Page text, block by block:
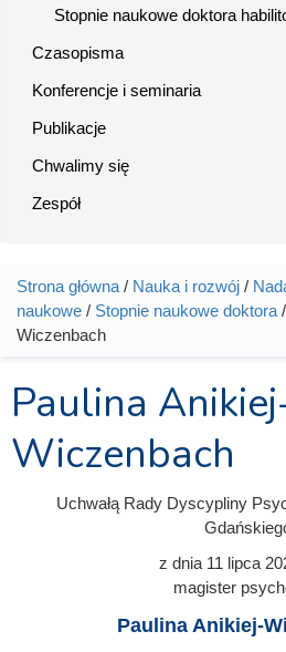
Stopnie naukowe doktora
Czasopisma
Konferencje i seminaria
Publikacje
Chwalimy się
Zespół
Jesteś tutaj
Strona główna / Nauka i rozwój /
naukowe / Stopnie naukowe doktora
Wiczenbach
Paulina
Wiczenbach
Uchwałą Rady Dyscypliny
z dnia 11 lipca
magister
Paulina Anikiej-